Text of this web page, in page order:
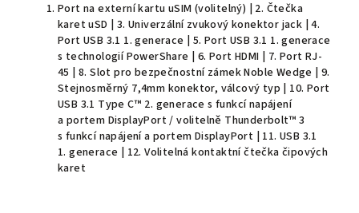
Port na externí kartu uSIM (volitelný) | 2. Čtečka
karet uSD | 3. Univerzální zvukový konektor jack | 4.
Port USB 3.1 1. generace | 5. Port USB 3.1 1. generace
s technologií PowerShare | 6. Port HDMI | 7. Port RJ-
45 | 8. Slot pro bezpečnostní zámek Noble Wedge | 9.
Stejnosměrný 7,4mm konektor, válcový typ | 10. Port
USB 3.1 Type C™ 2. generace s funkcí napájení
a portem DisplayPort / volitelně Thunderbolt™ 3
s funkcí napájení a portem DisplayPort | 11. USB 3.1
1. generace | 12. Volitelná kontaktní čtečka čipových
karet